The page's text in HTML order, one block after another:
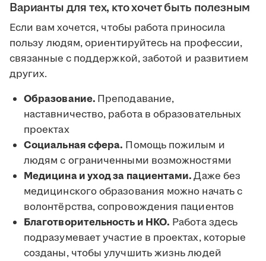
Варианты для тех, кто хочет быть полезным
Если вам хочется, чтобы работа приносила
пользу людям, ориентируйтесь на профессии,
связанные с поддержкой, заботой и развитием
других.
Образование. Преподавание,
наставничество, работа в образовательных
проектах
Социальная сфера. Помощь пожилым и
людям с ограниченными возможностями
Медицина и уход за пациентами.Даже без
медицинского образования можно начать с
волонтёрства, сопровождения пациентов
Благотворительность и НКО. Работа здесь
подразумевает участие в проектах, которые
созданы, чтобы улучшить жизнь людей